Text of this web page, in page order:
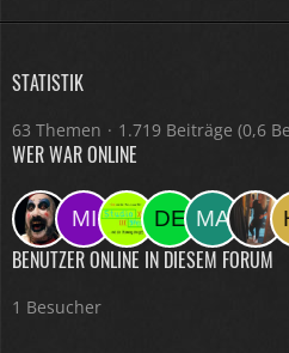
STATISTIK
63 Themen 1.719 Beiträge (0,6
WER WAR ONLINE
BENUTZER ONLINE IN DIESEM FORUM
1 Besucher